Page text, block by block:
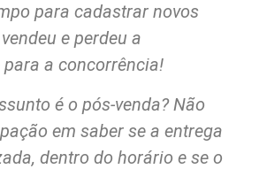
para cadastrar novos
e perdeu a
a concorrência!
é o pós-venda? Não
em saber se a entrega
dentro do horário e se o